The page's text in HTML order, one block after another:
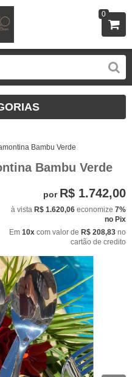
0
Bambu Verde
Bambu Verde
por R$ 1.742,00
à vista R$ 1.620,06 economize 7%
no Pix
Em 10x com valor de R$ 208,83 no
cartão de credito